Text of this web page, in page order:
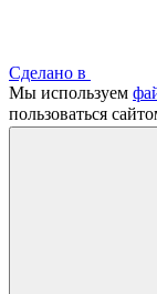
Сделано в
Мы используем
пользоваться